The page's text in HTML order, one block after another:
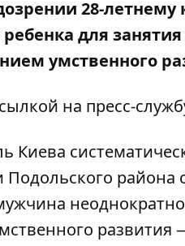
28-летнему
для
умственного
на пресс-
Киева
района